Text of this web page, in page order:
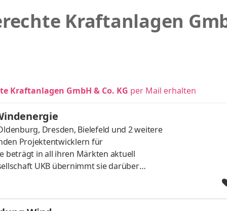
Kraftanlagen
Kraftanlagen GmbH & Co. KG per Mail erhalten
Dresden, Bielefeld und 2 weitere
Projektentwicklern für
beträgt in all ihren Märkten aktuell
UKB übernimmt sie darüber
Bauträger sucht für den Standort
Aufgaben Du verantwortest die